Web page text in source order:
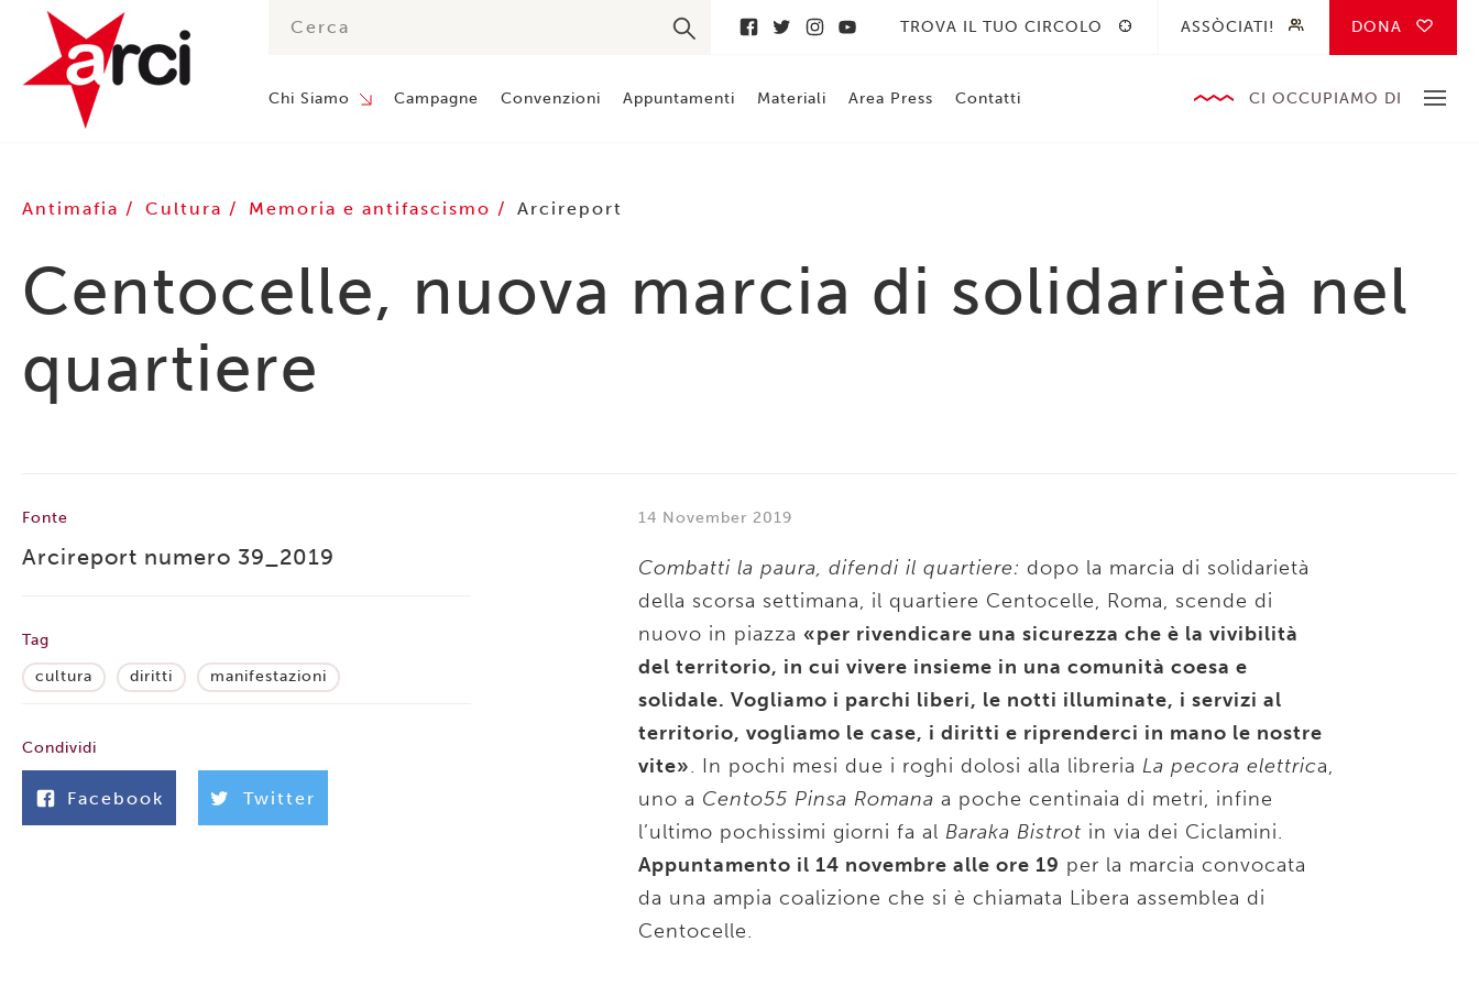
TROVA IL TUO CIRCOLO ASSÒCIATI! DONA
Chi Siamo Campagne Convenzioni Appuntamenti Materiali Area Press Contatti CI OCCUPIAMO DI
Antimafia Cultura Memoria e antifascismo Arcireport
Centocelle, nuova marcia di solidarietà nel
quartiere
Fonte
Arcireport numero 39_2019
Tag
cultura
diritti manifestazioni
Condividi
Facebook Twitter
14 November 2019
Combatti la paura, difendi il quartiere: dopo la marcia di solidarietà
della scorsa settimana, il quartiere Centocelle, Roma, scende di
nuovo in piazza «per rivendicare una sicurezza che è la vivibilità
del territorio, in cui vivere insieme in una comunità coesa e
solidale. Vogliamo i parchi liberi, le notti illuminate, i servizi al
territorio, vogliamo le case, i diritti e riprenderci in mano le nostre
vite». In pochi mesi due i roghi dolosi alla libreria La pecora elettrica,
uno a Cento55 Pinsa Romana a poche centinaia di metri, infine
l’ultimo pochissimi giorni fa al Baraka Bistrot in via dei Ciclamini.
Appuntamento il 14 novembre alle ore 19 per la marcia convocata
da una ampia coalizione che si è chiamata Libera assemblea di
Centocelle.